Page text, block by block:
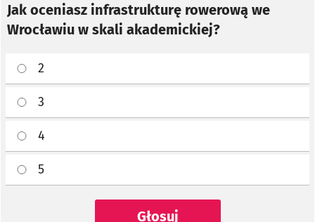
Jak oceniasz infrastrukturę rowerową we
Wrocławiu w skali akademickiej?
2
3
4
5
Głosuj